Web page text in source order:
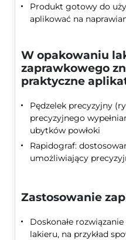
Produkt gotowy do
aplikować na
W opakowaniu
zaprawkowego
praktyczne
Pędzelek precyzyjny
precyzyjnego
ubytków powłoki
Rapidograf:
umożliwiający
Zastosowanie
Doskonałe
lakieru, na przykład